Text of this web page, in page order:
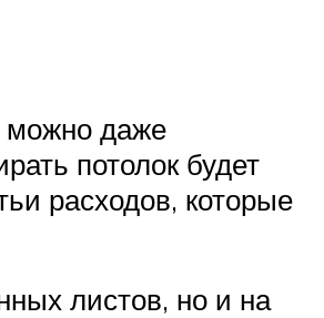
можно даже
потолок будет
расходов, которые
листов, но и на